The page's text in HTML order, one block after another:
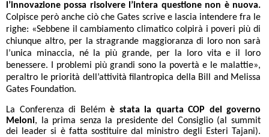
l’innovazione possa risolvere l’intera questione non è nuova.
Colpisce però anche ciò che Gates scrive e lascia intendere fra le
righe: «Sebbene il cambiamento climatico colpirà i poveri più di
chiunque altro, per la stragrande maggioranza di loro non sarà
l’unica minaccia, né la più grande, per la loro vita e il loro
benessere. I problemi più grandi sono la povertà e le malattie»,
peraltro le priorità dell’attività filantropica della Bill and Melissa
Gates Foundation.
La Conferenza di Belém è stata
la quarta COP del governo
Meloni, la prima senza la presidente del Consiglio (al summit
dei leader si è fatta sostituire dal ministro degli Esteri Tajani).